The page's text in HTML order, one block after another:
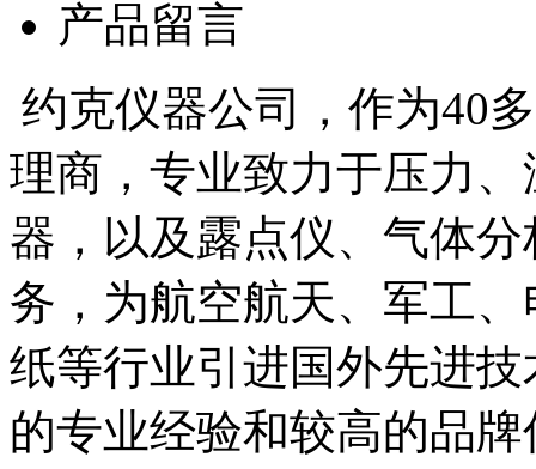
产品留言
约克仪器公司，作为40
理商，专业致力于压力
器，以及露点仪、气体
务，为航空航天、军工
纸等行业引进国外先进
的专业经验和较高的品